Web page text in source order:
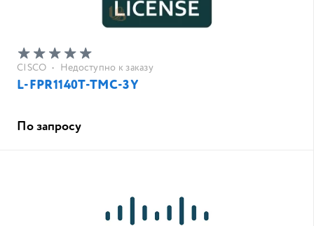
CISCO • Недоступно к заказу
L-FPR1140T-TMC-3Y
По запросу